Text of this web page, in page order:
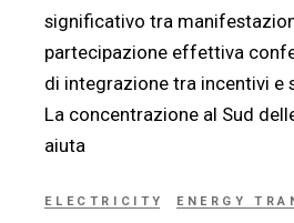
significativo tra
partecipazione effettiva
di integrazione tra incentivi e
La concentrazione al Sud
aiuta
ELECTRICITY ENERGY